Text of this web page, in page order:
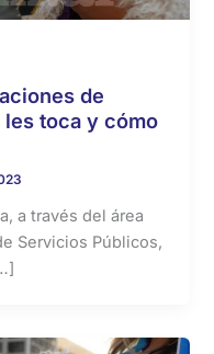
de
les toca y cómo
a través del área
Servicios Públicos,